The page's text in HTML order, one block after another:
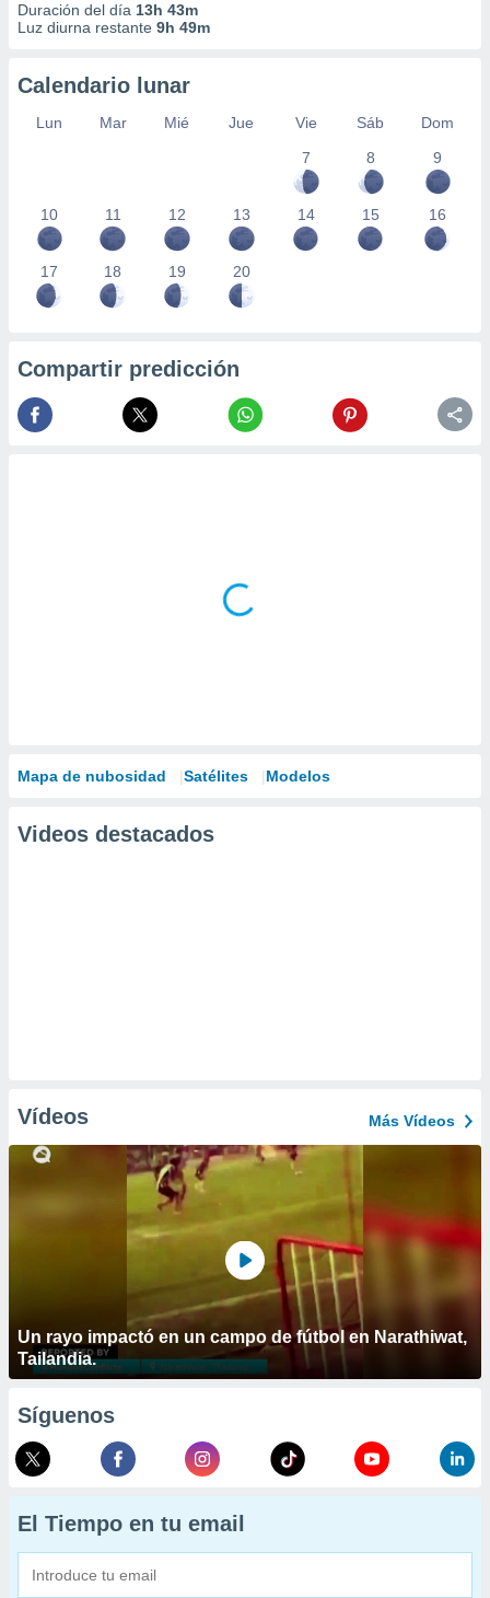
Duración del día 13h 43m
Luz diurna restante 9h 49m
Calendario lunar
Lun Mar Mié Jue Vie Sáb
Dom
7
8 9
10 11 12 13 14 15 16
17 18 19 20
Compartir predicción
Mapa de nubosidad Satélites Modelos
Videos destacados
Vídeos Más Vídeos
Un rayo impactó en un campo de fútbol en Narathiwat,
Tailandia.
Síguenos
El Tiempo en tu email